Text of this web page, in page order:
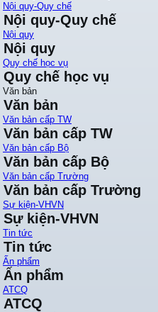
Nội quy-Quy chế
Nội quy-Quy chế
Nội quy
Nội quy
Quy chế học vụ
Quy chế học vụ
Văn bản
Văn bản
Văn bản cấp TW
Văn bản cấp TW
Văn bản cấp Bộ
Văn bản cấp Bộ
Văn bản cấp Trường
Văn bản cấp Trường
Sự kiện-VHVN
Sự kiện-VHVN
Tin tức
Tin tức
Ấn phẩm
Ấn phẩm
ATCQ
ATCQ